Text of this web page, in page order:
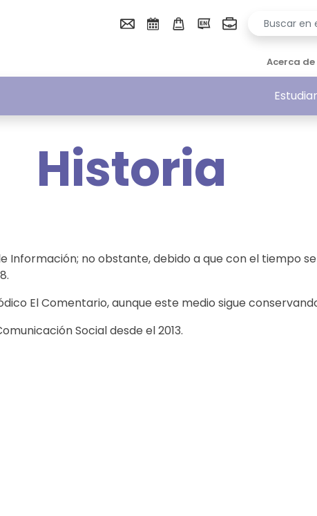
Acerca de
Historia
Información; no obstante, debido a que con el tiempo
El Comentario, aunque este medio sigue
Social desde el 2013.